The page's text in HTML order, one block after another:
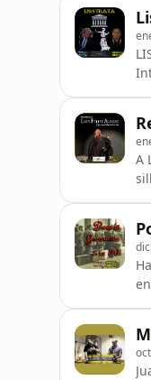
LISÍSTRATA
A